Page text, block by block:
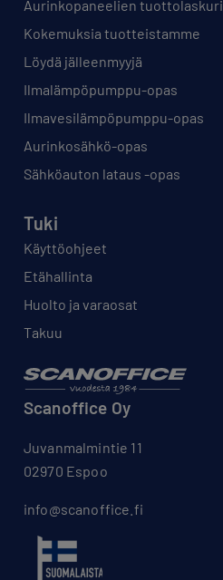
Aurinkopaneelien tuottolaskuri
Kokemuksia tuotteistamme
Löydä jälleenmyyjä
Ilmalämpöpumppu-opas
Ilmavesilämpöpumppu-opas
Aurinkosähkö-opas
Sähköauton lataus -opas
Tuki
Käyttöohjeet
Etähallinta
Huolto ja varaosat
Takuu
Scanoffice Oy
Juvanmalmintie 11
02970 Espoo
info@scanoffice.fi